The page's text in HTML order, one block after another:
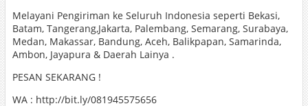
Melayani Pengiriman ke Seluruh Indonesia seperti Bekasi,
Batam, Tangerang,Jakarta, Palembang, Semarang, Surabaya,
Medan, Makassar, Bandung, Aceh, Balikpapan, Samarinda,
Ambon, Jayapura & Daerah Lainya .
PESAN SEKARANG !
WA : http://bit.ly/081945575656